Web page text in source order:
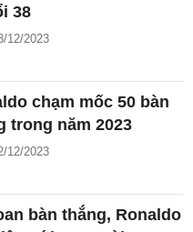
38
12/2023
chạm mốc 50 bàn
trong năm 2023
12/2023
bàn thắng, Ronaldo